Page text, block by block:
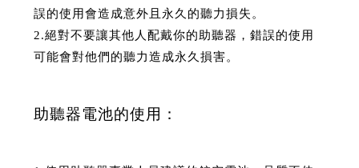
誤的使用會造成意外且永久的聽力損失。
2.絕對不要讓其他人配戴你的助聽器，錯誤的使用
可能會對他們的聽力造成永久損害。
助聽器電池的使用：